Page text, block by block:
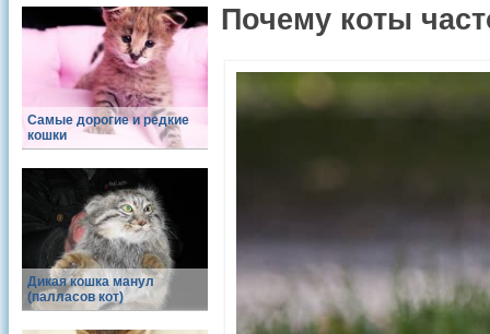
Самые дорогие и редкие
кошки
Дикая кошка манул
(палласов кот)
Почему коты